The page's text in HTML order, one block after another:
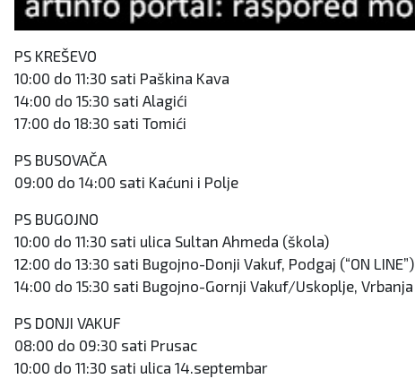
PS KREŠEVO
10:00 do 11:30 sati Paškina Kava
14:00 do 15:30 sati Alagići
17:00 do 18:30 sati Tomići
PS BUSOVAČA
09:00 do 14:00 sati Kaćuni i Polje
PS BUGOJNO
10:00 do 11:30 sati ulica Sultan Ahmeda (škola)
12:00 do 13:30 sati Bugojno-Donji Vakuf, Podgaj (“ON LINE”)
14:00 do 15:30 sati Bugojno-Gornji Vakuf/Uskoplje, Vrbanja
PS DONJI VAKUF
08:00 do 09:30 sati Prusac
10:00 do 11:30 sati ulica 14.septembar